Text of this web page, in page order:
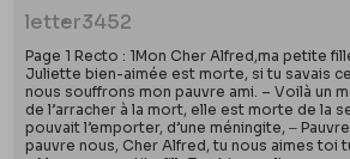
letter3452
Page 1 Recto : 1Mon Cher Alfred,ma petite
Juliette bien-aimée est morte, si tu savais
nous souffrons mon pauvre ami. – Voilà un
de l’arracher à la mort, elle est morte de la
pouvait l’emporter, d’une méningite, ‒
pauvre nous, Cher Alfred, tu nous aimes toi